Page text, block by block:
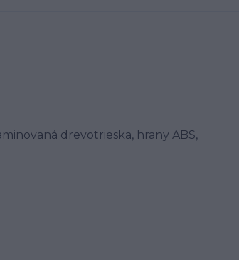
drevotrieska, hrany ABS,